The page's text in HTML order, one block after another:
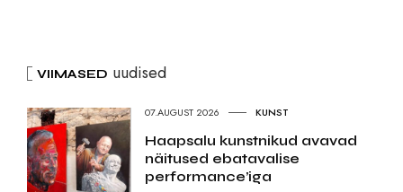
VIIMASED uudised
07.AUGUST 2026 KUNST
Haapsalu kunstnikud avavad
näitused ebatavalise
performance’iga